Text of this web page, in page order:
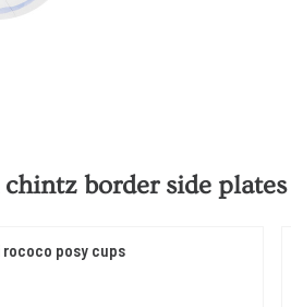
border side plates
rococo posy cups